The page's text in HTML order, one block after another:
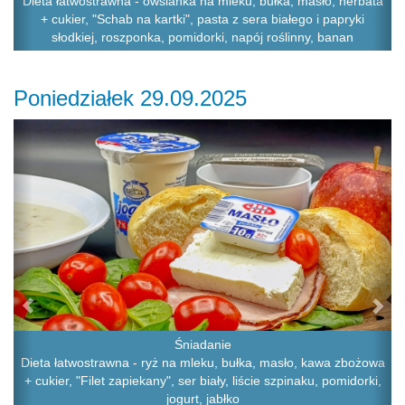
+ cukier, "Schab na kartki", pasta z sera białego i papryki
słodkiej, roszponka, pomidorki, napój roślinny, banan
Poniedziałek 29.09.2025
Śniadanie
Dieta łatwostrawna - ryż na mleku, bułka, masło, kawa zbożowa
+ cukier, "Filet zapiekany", ser biały, liście szpinaku, pomidorki,
jogurt, jabłko
Previous